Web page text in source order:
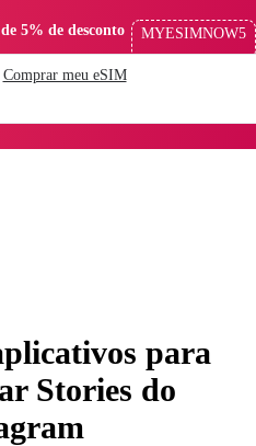
MYESIMNOW5
Comprar meu eSIM
para
Stories do